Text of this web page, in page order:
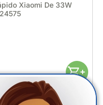
Xiaomi De 33W